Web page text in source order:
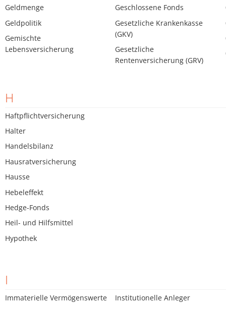
Geldmenge
Geldpolitik
Gemischte
Lebensversicherung
Geschlossene Fonds
Gesetzliche Krankenkasse
(GKV)
Gesetzliche
Rentenversicherung (GRV)
H
Haftpflichtversicherung
Halter
Handelsbilanz
Hausratversicherung
Hausse
Hebeleffekt
Hedge-Fonds
Heil- und Hilfsmittel
Hypothek
I
Immaterielle Vermögenswerte
Institutionelle Anleger